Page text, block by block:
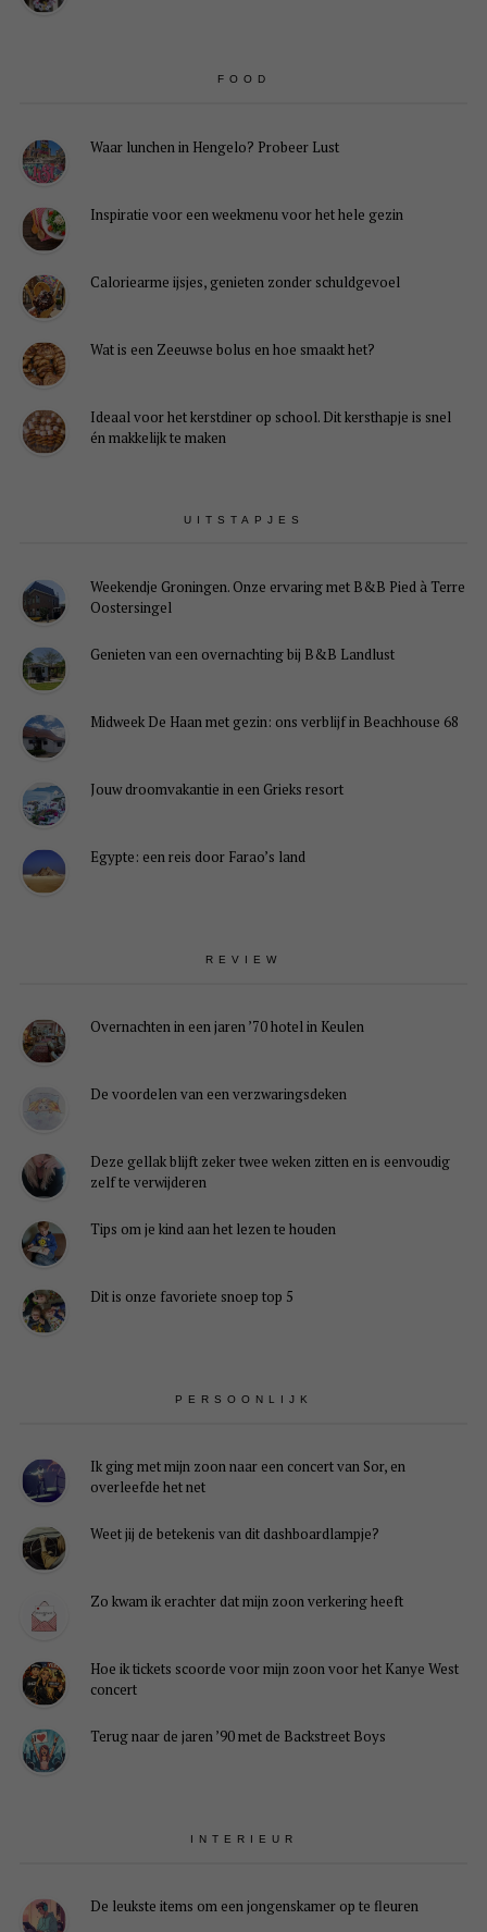
FOOD
Waar lunchen in Hengelo? Probeer Lust
Inspiratie voor een weekmenu voor het hele gezin
Caloriearme ijsjes, genieten zonder schuldgevoel
Wat is een Zeeuwse bolus en hoe smaakt het?
Ideaal voor het kerstdiner op school. Dit kersthapje is snel
én makkelijk te maken
UITSTAPJES
Weekendje Groningen. Onze ervaring met B&B Pied à Terre
Oostersingel
Genieten van een overnachting bij B&B Landlust
Midweek De Haan met gezin: ons verblijf in Beachhouse 68
Jouw droomvakantie in een Grieks resort
Egypte: een reis door Farao’s land
REVIEW
Overnachten in een jaren ’70 hotel in Keulen
De voordelen van een verzwaringsdeken
Deze gellak blijft zeker twee weken zitten en is eenvoudig
zelf te verwijderen
Tips om je kind aan het lezen te houden
Dit is onze favoriete snoep top 5
PERSOONLIJK
Ik ging met mijn zoon naar een concert van Sor, en
overleefde het net
Weet jij de betekenis van dit dashboardlampje?
Zo kwam ik erachter dat mijn zoon verkering heeft
Hoe ik tickets scoorde voor mijn zoon voor het Kanye West
concert
Terug naar de jaren ’90 met de Backstreet Boys
INTERIEUR
De leukste items om een jongenskamer op te fleuren